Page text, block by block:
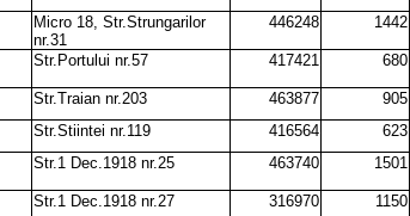
Micro 18, Str.Strungarilor
nr.31
446248 1442
Str.Portului nr.57 417421 680
Str.Traian nr.203 463877 905
Str.Stiintei nr.119 416564 623
Str.1 Dec.1918 nr.25 463740 1501
Str.1 Dec.1918 nr.27 316970 1150